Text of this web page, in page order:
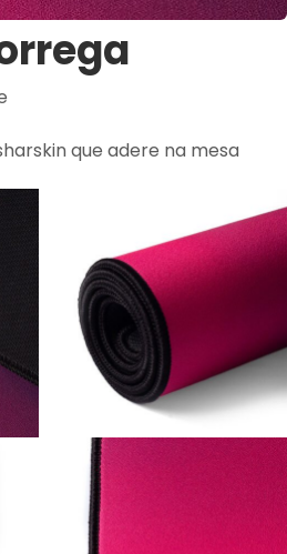
que adere na mesa